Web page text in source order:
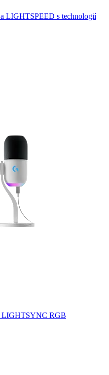
LIGHTSPEED s technologií
LIGHTSYNC RGB